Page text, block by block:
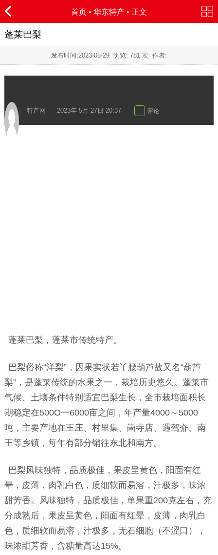
首页 • 华东特产 • 正文
蓬莱巴梨
发布时间:2023-05-29 浏览: 781 次 作者:
特产网 2023年 5月 27日 20:37 评论
蓬莱巴梨，蓬莱市传统特产。
巴梨俗称“洋梨”，因果实状若丫腰葫芦故又名“葫芦
梨”，是蓬莱传统的水果之一，栽培历史悠久。蓬莱市
气候、土壤条件特别适宜巴梨生长，全市栽培面积长
期稳定在500O一6000亩之间，年产量4000～5000
吨，主要产地在王庄、村里集、崮寺店、遇驾夼、南
王等乡镇，每年有部分销往东北和南方。
巴梨风味独特，品质极佳，果皮呈黄色，阳面有红
晕，皮薄，肉乳白色，质细软而易溶，汁极多，味浓
甜芳香。风味独特，品质极佳，单果重200克左右，充
分成熟后，果皮呈黄色，阳面有红晕，皮薄，肉乳白
色，质细软而易溶，汁极多，无石细胞（不涩口），
味浓甜芳香，含糖量高达15%。